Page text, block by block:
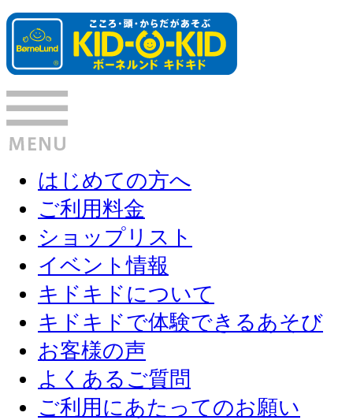
はじめての方へ
ご利用料金
ショップリスト
イベント情報
キドキドについて
キドキドで体験できるあそび
お客様の声
よくあるご質問
ご利用にあたってのお願い